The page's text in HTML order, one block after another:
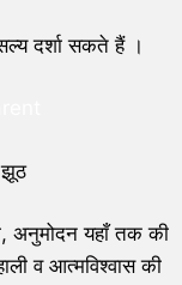
दर्शा सकते हैं ।
झूठ
अनुमोदन यहाँ तक की
व आत्मविश्वास की